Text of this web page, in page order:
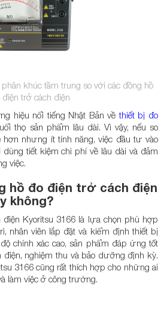
khúc tầm trung so với các đồng hồ
điện trở cách điện
hiệu nổi tiếng Nhật Bản vềthiết bị đo
thọ sản phẩm lâu dài. Vì vậy, nếu so
hơn nhưng ít tính năng, việc đầu tư vào
tiết kiệm chi phí về lâu dài và đảm
việc.
hồ đo điện trở cách điện
không?
Kyoritsu 3166 là lựa chọn phù hợp
nhân viên lắp đặt và kiểm định thiết bị
chính xác cao, sản phẩm đáp ứng tốt
điện, nghiệm thu và bảo dưỡng định kỳ.
3166 cũng rất thích hợp cho những ai
làm việc ở công trường.